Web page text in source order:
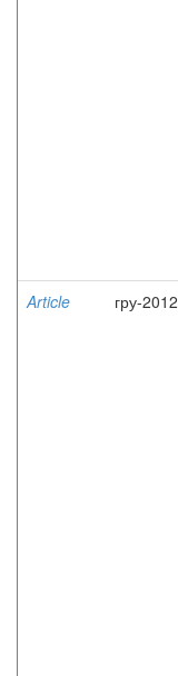
Article
гру-2012